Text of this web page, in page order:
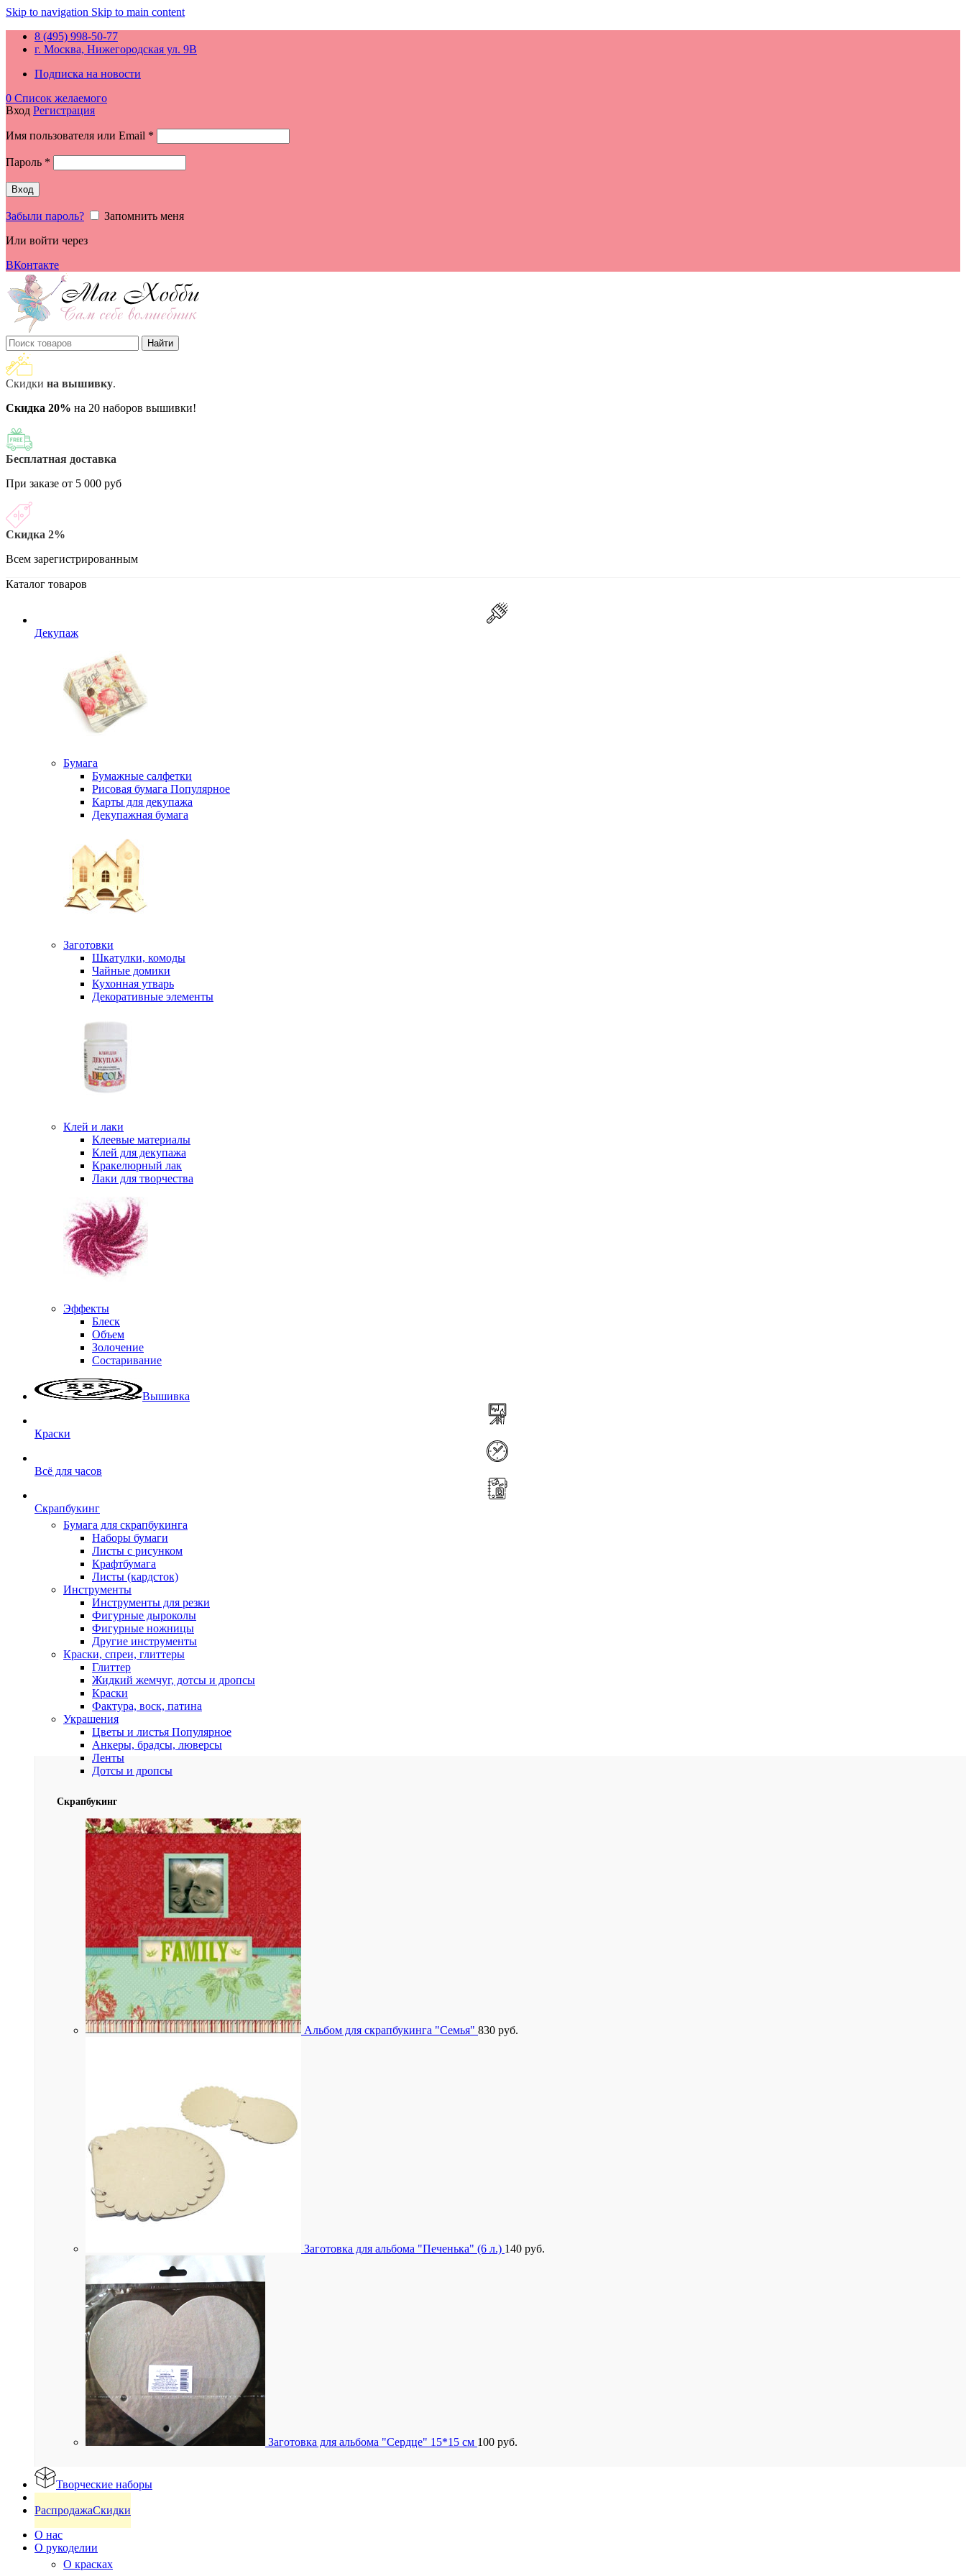
Skip to navigation Skip to main content
8 (495) 998-50-77
г. Москва, Нижегородская ул. 9В
Подписка на новости
0 Список желаемого
Вход Регистрация
Имя пользователя или Email *
Пароль *
Вход
Забыли пароль?
Запомнить меня
Или войти через
ВКонтакте
Найти
Скидки на вышивку.
Скидка 20% на 20 наборов вышивки!
Бесплатная доставка
При заказе от 5 000 руб
Скидка 2%
Всем зарегистрированным
Каталог товаров
Декупаж
Бумага
Бумажные салфетки
Рисовая бумага Популярное
Карты для декупажа
Декупажная бумага
Заготовки
Шкатулки, комоды
Чайные домики
Кухонная утварь
Декоративные элементы
Клей и лаки
Клеевые материалы
Клей для декупажа
Кракелюрный лак
Лаки для творчества
Эффекты
Блеск
Объем
Золочение
Состаривание
Вышивка
Краски
Всё для часов
Скрапбукинг
Бумага для скрапбукинга
Наборы бумаги
Листы с рисунком
Крафтбумага
Листы (кардсток)
Инструменты
Инструменты для резки
Фигурные дыроколы
Фигурные ножницы
Другие инструменты
Краски, спреи, глиттеры
Глиттер
Жидкий жемчуг, дотсы и дропсы
Краски
Фактура, воск, патина
Украшения
Цветы и листья Популярное
Анкеры, брадсы, люверсы
Ленты
Дотсы и дропсы
Скрапбукинг
Альбом для скрапбукинга "Семья" 830 руб.
Заготовка для альбома "Печенька" (6 л.) 140 руб.
Заготовка для альбома "Сердце" 15*15 см 100 руб.
Творческие наборы
РаспродажаСкидки
О нас
О рукоделии
О красках